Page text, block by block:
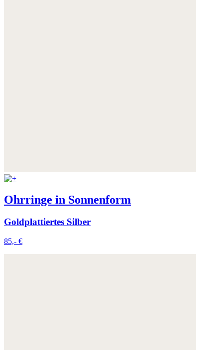
Ohrringe in Sonnenform
Goldplattiertes Silber
85,- €